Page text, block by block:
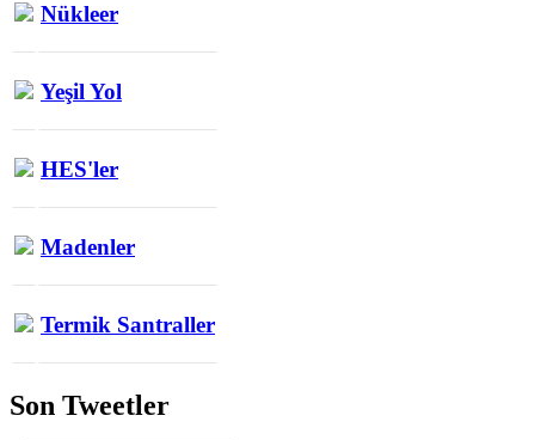
Nükleer
Yeşil Yol
HES'ler
Madenler
Termik Santraller
Son Tweetler